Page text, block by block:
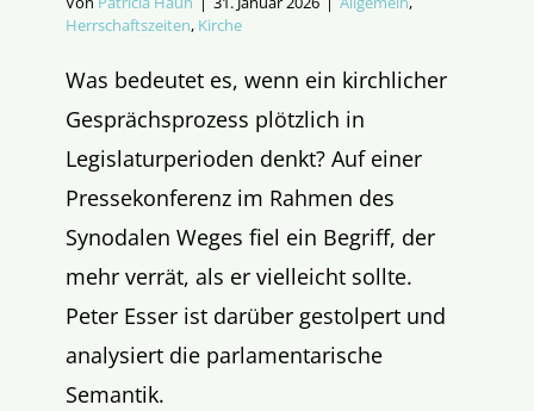
Herrschaftszeiten, Kirche
Was bedeutet es, wenn ein kirchlicher
Gesprächsprozess plötzlich in
Legislaturperioden denkt? Auf einer
Pressekonferenz im Rahmen des
Synodalen Weges fiel ein Begriff, der
mehr verrät, als er vielleicht sollte.
Peter Esser ist darüber gestolpert und
analysiert die parlamentarische
Semantik.